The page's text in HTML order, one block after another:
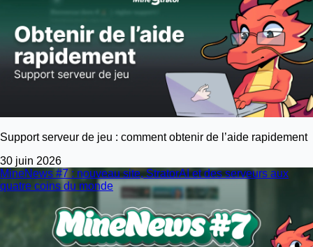
Support serveur de jeu : comment obtenir de l’aide rapidement
30 juin 2026
MineNews #7 : nouveau site, StratorAI et des serveurs aux
quatre coins du monde